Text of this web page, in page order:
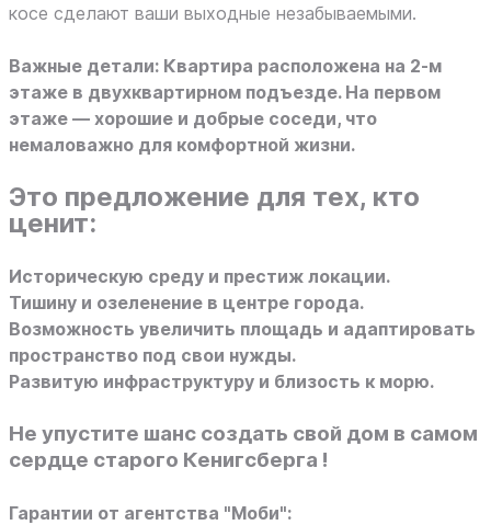
косе сделают ваши выходные незабываемыми.
Важные детали: Квартира расположена на 2-м
этаже в двухквартирном подъезде. На первом
этаже — хорошие и добрые соседи, что
немаловажно для комфортной жизни.
Это предложение для тех, кто
ценит:
Историческую среду и престиж локации.
Тишину и озеленение в центре города.
Возможность увеличить площадь и адаптировать
пространство под свои нужды.
Развитую инфраструктуру и близость к морю.
Не упустите шанс создать свой дом в самом
сердце старого Кенигсберга !
Гарантии от агентства "Моби":